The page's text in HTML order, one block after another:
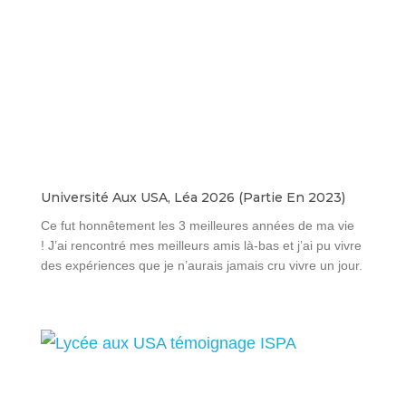
Université Aux USA, Léa 2026 (partie En 2023)
Ce fut honnêtement les 3 meilleures années de ma vie
! J’ai rencontré mes meilleurs amis là-bas et j’ai pu vivre
des expériences que je n’aurais jamais cru vivre un jour.